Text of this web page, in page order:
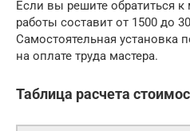
Если вы решите обратиться к
работы составит от 1500 до
Самостоятельная установка
на оплате труда мастера.
Таблица расчета